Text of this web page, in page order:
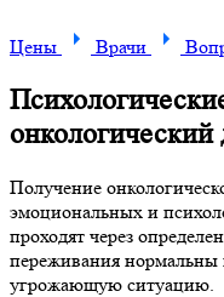
Цены Врачи
онкологический
Получение
эмоциональных и
проходят через
переживания нормальны
угрожающую ситуацию.